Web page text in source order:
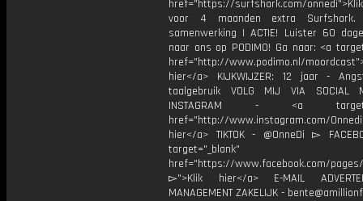
href="https://surfshark.com/
voor 4 maanden extra Surfshark.
samenwerking | ACTIE! Luister 60
naar ons op PODIMO! Ga naar: <a
href="http://www.podimo.nl/
hier</a> KIJKWIJZER: 12 jaar -
taalgebruik VOLG MIJ VIA SOCIAL
INSTAGRAM - <a
href="http://www.instagram.com/
hier</a> TIKTOK - @OnneDi ▻
target="_blank"
href="https://www.facebook.com/pages/
▻">Klik hier</a> E-MAIL
MANAGEMENT ZAKELIJK -